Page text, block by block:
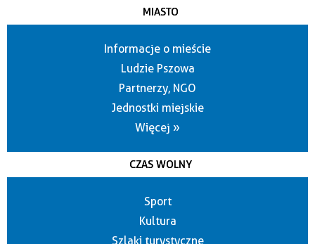
MIASTO
Informacje o mieście
Ludzie Pszowa
Partnerzy, NGO
Jednostki miejskie
Więcej »
CZAS WOLNY
Sport
Kultura
Szlaki turystyczne